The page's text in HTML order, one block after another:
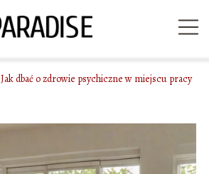
Jak dbać o zdrowie psychiczne w miejscu pracy